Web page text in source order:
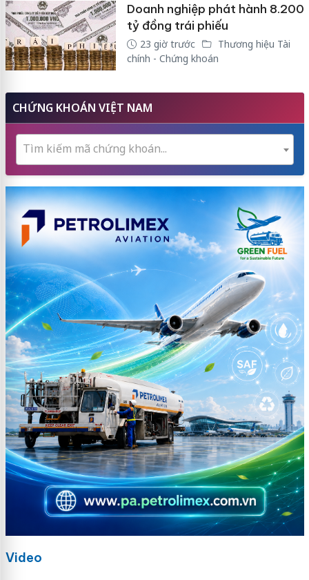
Doanh nghiệp phát hành 8.200
tỷ đồng trái phiếu
23 giờ trước
Thương hiệu Tài
chính - Chứng khoán
CHỨNG KHOÁN VIỆT NAM
Tìm kiếm mã chứng khoán...
Video